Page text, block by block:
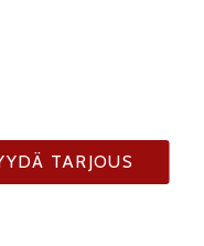
TARJOUS